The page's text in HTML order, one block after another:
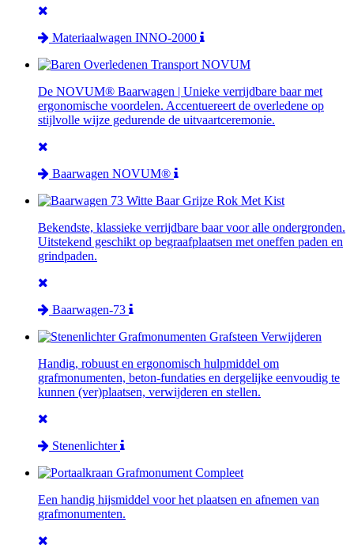
Materiaalwagen INNO-2000
De NOVUM® Baarwagen | Unieke verrijdbare baar met
ergonomische voordelen. Accentuereert de overledene op
stijlvolle wijze gedurende de uitvaartceremonie.
Baarwagen NOVUM®
Bekendste, klassieke verrijdbare baar voor alle ondergronden.
Uitstekend geschikt op begraafplaatsen met oneffen paden en
grindpaden.
Baarwagen-73
Handig, robuust en ergonomisch hulpmiddel om
grafmonumenten, beton-fundaties en dergelijke eenvoudig te
kunnen (ver)plaatsen, verwijderen en stellen.
Stenenlichter
Een handig hijsmiddel voor het plaatsen en afnemen van
grafmonumenten.